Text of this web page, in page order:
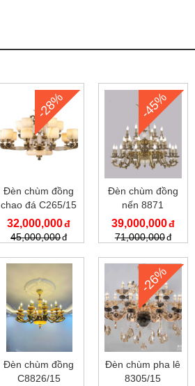
-28%
Đèn chùm đồng
chao đá C265/15
32,000,000
45,000,000
-45%
Đèn chùm đồng
nến 8871
39,000,000
71,000,000
Đèn chùm đồng
C8826/15
-26%
Đèn chùm pha lê
8305/15